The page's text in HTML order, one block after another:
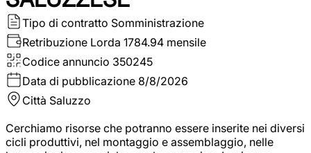
Tipo di contratto Somministrazione
Retribuzione Lorda 1784.94 mensile
Codice annuncio 350245
Data di pubblicazione 8/8/2026
Città Saluzzo
Cerchiamo risorse che potranno essere inserite nei diversi
cicli produttivi, nel montaggio e assemblaggio, nelle